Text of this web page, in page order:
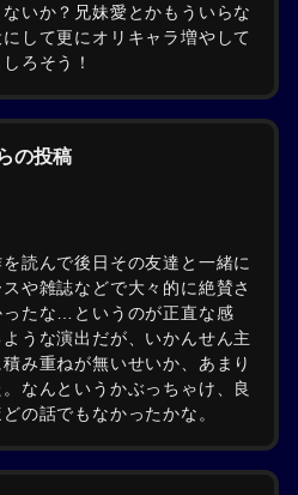
いか？兄妹愛とかもういらな
して更にオリキャラ増やして
ろそう！
の投稿
読んで後日その友達と一緒に
や雑誌などで大々的に絶賛さ
たな…というのが正直な感
うな演出だが、いかんせん主
み重ねが無いせいか、あまり
なんというかぶっちゃけ、良
の話でもなかったかな。